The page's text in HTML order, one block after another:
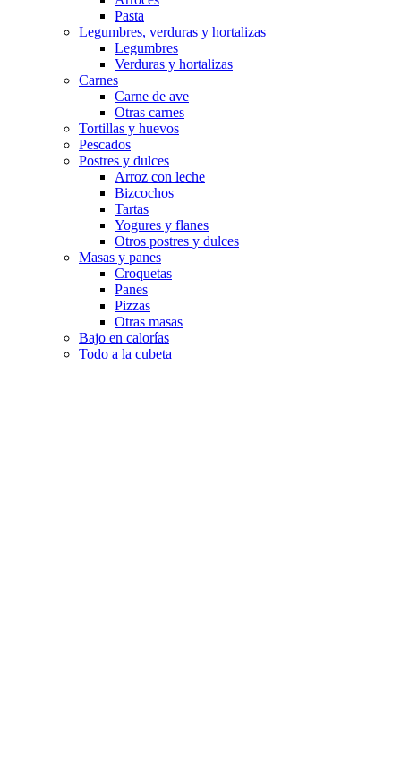
Pasta
Legumbres, verduras y hortalizas
Legumbres
Verduras y hortalizas
Carnes
Carne de ave
Otras carnes
Tortillas y huevos
Pescados
Postres y dulces
Arroz con leche
Bizcochos
Tartas
Yogures y flanes
Otros postres y dulces
Masas y panes
Croquetas
Panes
Pizzas
Otras masas
Bajo en calorías
Todo a la cubeta